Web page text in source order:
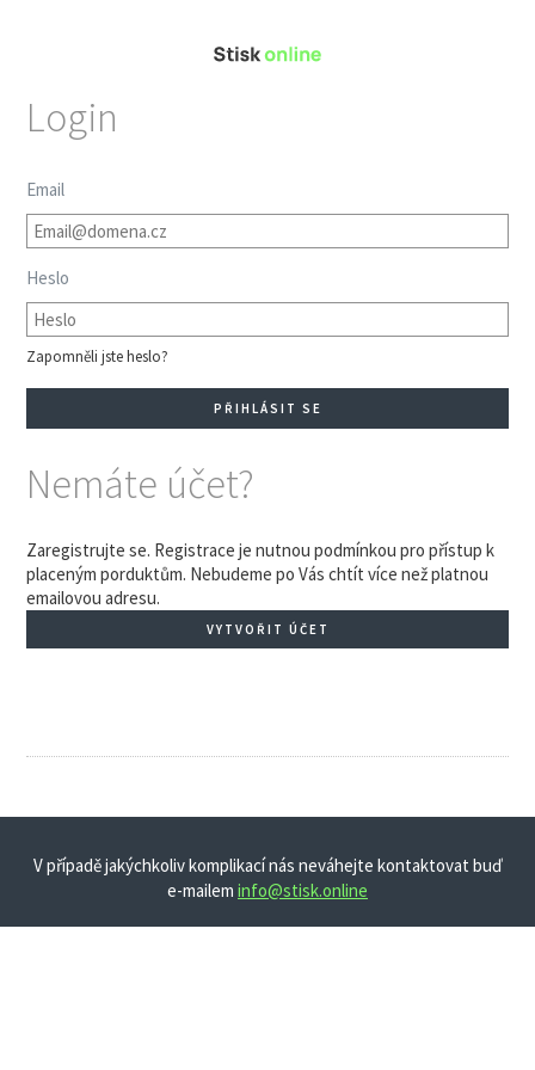
Login
Email
Heslo
Zapomněli jste heslo?
Nemáte účet?
Zaregistrujte se. Registrace je nutnou podmínkou pro přístup k
placeným porduktům. Nebudeme po Vás chtít více než platnou
emailovou adresu.
VYTVOŘIT ÚČET
V případě jakýchkoliv komplikací nás neváhejte kontaktovat buď
e-mailem info@stisk.online